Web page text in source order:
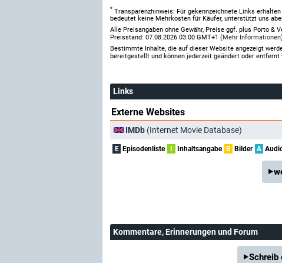
* Transparenzhinweis: Für gekennzeichnete Links
bedeutet keine Mehrkosten für Käufer, unterstützt uns
Alle Preisangaben ohne Gewähr, Preise ggf. plus Porto &
Preisstand: 07.08.2026 03:00 GMT+1 (Mehr Informationen)
Bestimmte Inhalte, die auf dieser Website angezeigt
bereitgestellt und können jederzeit geändert oder entfernt
Links
Externe Websites
IMDb (Internet Movie Database)
E Episodenliste Inhaltsangabe B Bilder A
Kommentare, Erinnerungen und Forum
Schreib